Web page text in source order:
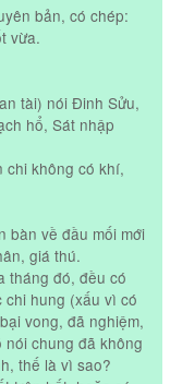
bản, có chép:
vừa.
tài) nói Đinh Sửu,
hổ, Sát nhập
chi không có khí,
bàn về đầu mối mới
giá thú.
tháng đó, đều có
chi hung (xấu vì có
vong, đã nghiệm,
chung đã không
thế là vì sao?